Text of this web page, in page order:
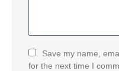
Save my name,
for the next time I